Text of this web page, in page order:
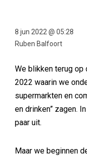
8 jun 2022 @ 05:28
Ruben Balfoort
We blikken terug op
2022 waarin we
supermarkten en
en drinken” zagen.
paar uit.
Maar we beginnen